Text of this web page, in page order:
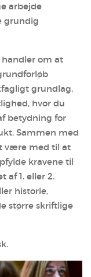
arbejde
grundig
handler om at
grundlag,
hvor du
betydning for
Sammen med
være med til at
kravene til
af 1. eller 2.
historie,
større skriftlige